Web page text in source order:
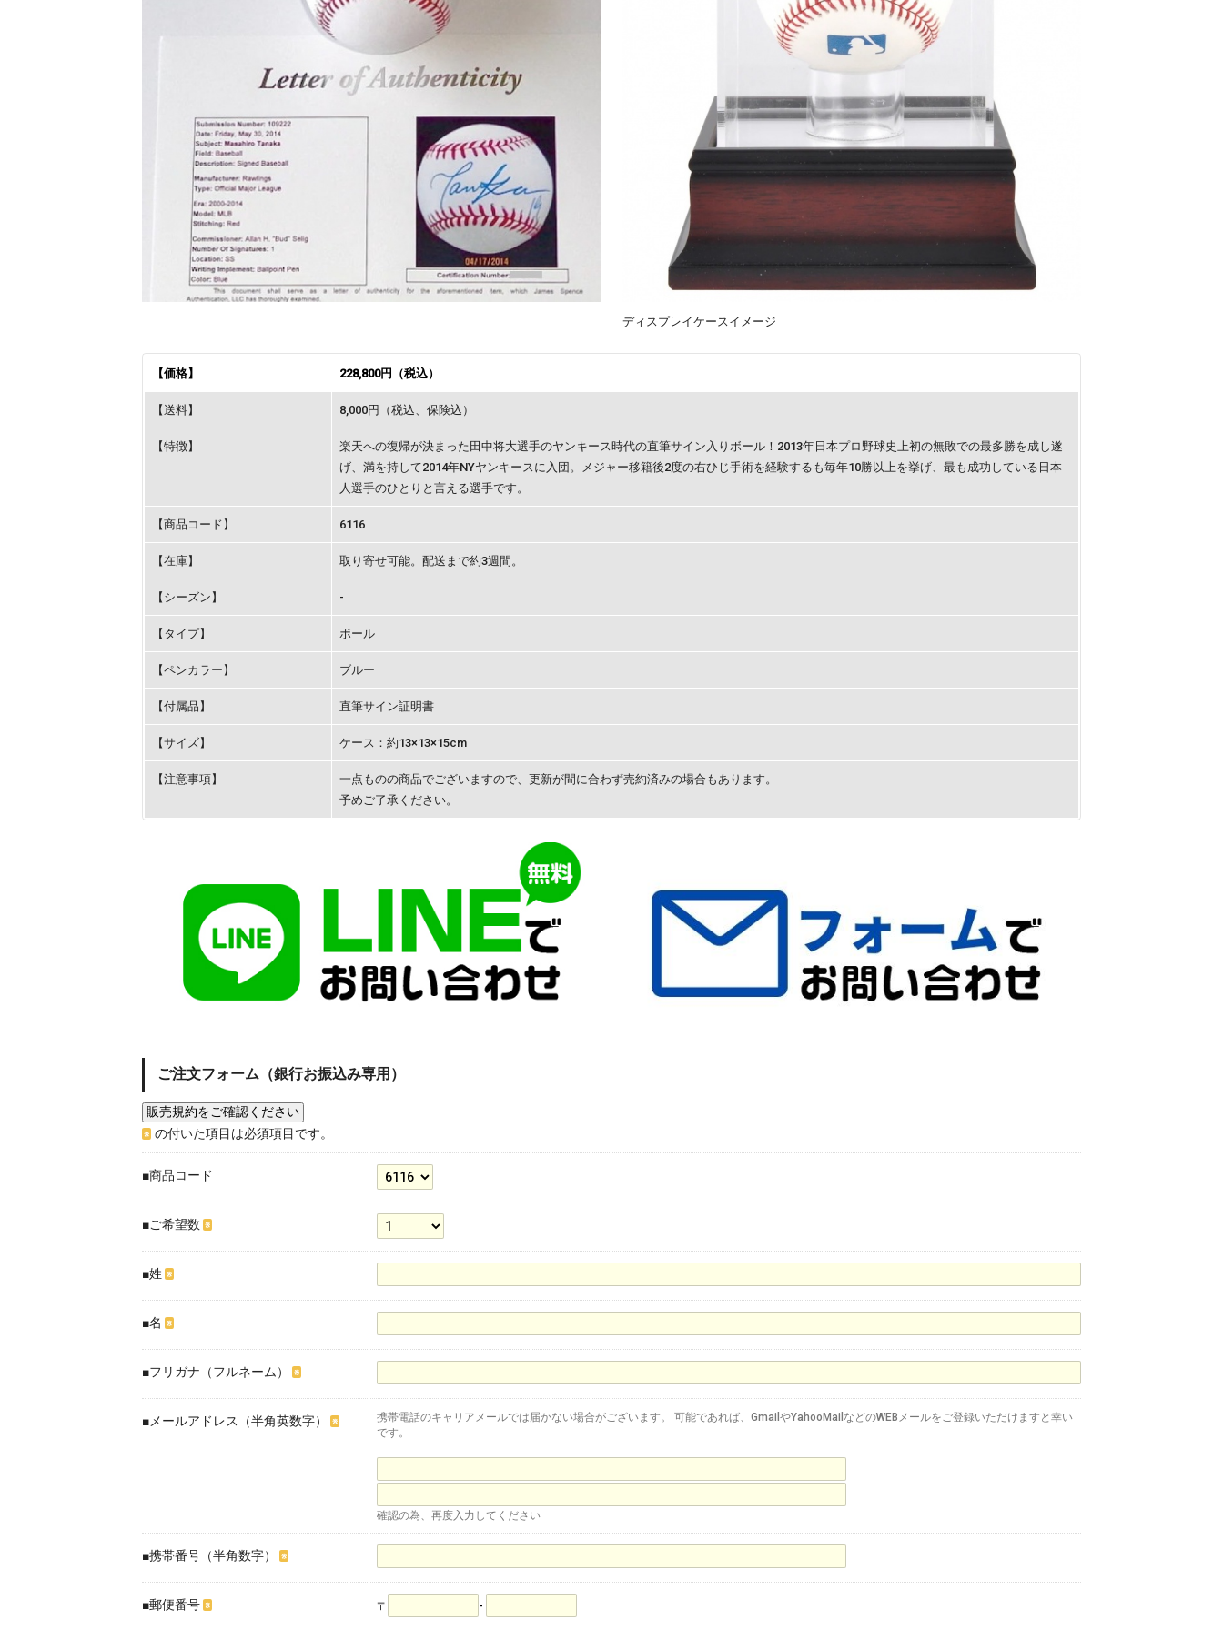
ディスプレイケースイメージ
【価格】 228,800円（税込）
【送料】 8,000円（税込、保険込）
【特徴】
楽天への復帰が決まった田中将大選手のヤンキース時代の直筆サイン入りボール！2013年日本プロ野球史上初の無敗での最多勝を成し遂
げ、満を持して2014年NYヤンキースに入団。メジャー移籍後2度の右ひじ手術を経験するも毎年10勝以上を挙げ、最も成功している日本
人選手のひとりと言える選手です。
【商品コード】 6116
【在庫】 取り寄せ可能。配送まで約3週間。
【シーズン】 -
【タイプ】 ボール
【ペンカラー】 ブルー
【付属品】 直筆サイン証明書
【サイズ】 ケース：約13×13×15cm
【注意事項】
一点ものの商品でございますので、更新が間に合わず売約済みの場合もあります。
予めご了承ください。
ご注文フォーム（銀行お振込み専用）
※ の付いた項目は必須項目です。
■商品コード
■ご希望数 ※
■姓 ※
■名 ※
■フリガナ（フルネーム） ※
■メールアドレス（半角英数字） ※
携帯電話のキャリアメールでは届かない場合がございます。 可能であれば、GmailやYahooMailなどのWEBメールをご登録いただけますと幸い
です。
確認の為、再度入力してください
■携帯番号（半角数字） ※
■郵便番号 ※ 〒 -